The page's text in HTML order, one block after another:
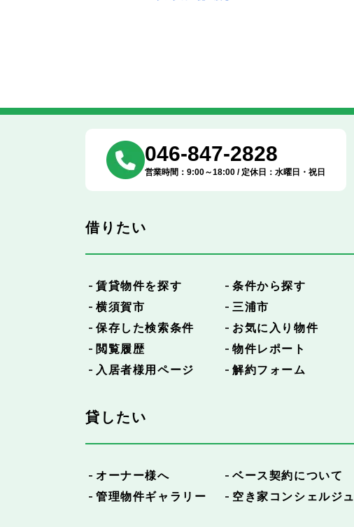
046-847-2828
営業時間：9:00～18:00 / 定休日：水曜日・祝日
借りたい
賃貸物件を探す
条件から探す
横須賀市
三浦市
保存した検索条件
お気に入り物件
閲覧履歴
物件レポート
入居者様用ページ
解約フォーム
貸したい
オーナー様へ
ベース契約について
管理物件ギャラリー
空き家コンシェルジュ